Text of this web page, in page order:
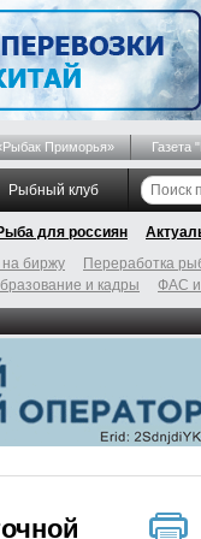
Приморья» Газета
Рыбный клуб
для россиян
биржу Переработка
и кадры ФАС